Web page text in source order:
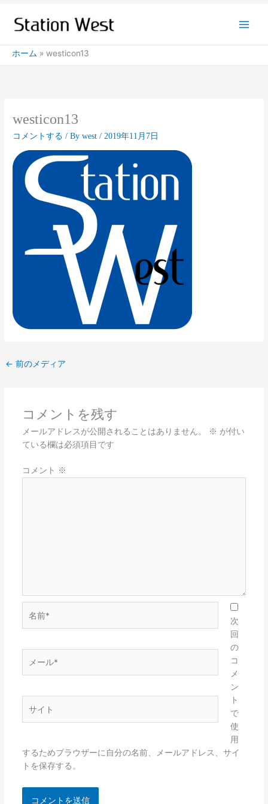
ス
ホーム westicon13
westicon13
コメントする / Bywest/ 2019年11月7日
← 前のメディア
コメントを残す
メールアドレスが公開されることはありません。 ※ が付い
ている欄は必須項目です
コメント ※
前
ー
*
次
回
の
コ
メ
ン
ト
で
使
用
するためブラウザーに自分の名前、メールアドレス、サイ
トを保存する。